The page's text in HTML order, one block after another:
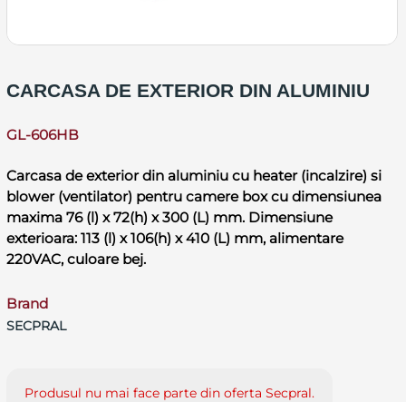
CARCASA DE EXTERIOR DIN ALUMINIU
GL-606HB
Carcasa de exterior din aluminiu cu heater (incalzire) si
blower (ventilator) pentru camere box cu dimensiunea
maxima 76 (l) x 72(h) x 300 (L) mm. Dimensiune
exterioara: 113 (l) x 106(h) x 410 (L) mm, alimentare
220VAC, culoare bej.
Brand
SECPRAL
Produsul nu mai face parte din oferta Secpral.